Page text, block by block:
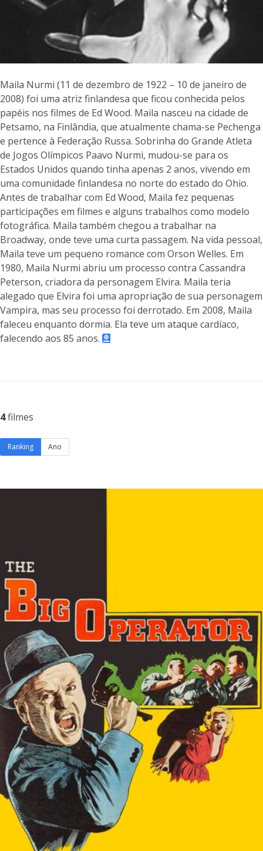
Maila Nurmi (11 de dezembro de 1922 – 10 de janeiro de
2008) foi uma atriz finlandesa que ficou conhecida pelos
papéis nos filmes de Ed Wood. Maila nasceu na cidade de
Petsamo, na Finlândia, que atualmente chama-se Pechenga
e pertence à Federação Russa. Sobrinha do Grande Atleta
de Jogos Olímpicos Paavo Nurmi, mudou-se para os
Estados Unidos quando tinha apenas 2 anos, vivendo em
uma comunidade finlandesa no norte do estado do Ohio.
Antes de trabalhar com Ed Wood, Maila fez pequenas
participações em filmes e alguns trabalhos como modelo
fotográfica. Maila também chegou a trabalhar na
Broadway, onde teve uma curta passagem. Na vida pessoal,
Maila teve um pequeno romance com Orson Welles. Em
1980, Maila Nurmi abriu um processo contra Cassandra
Peterson, criadora da personagem Elvira. Maila teria
alegado que Elvira foi uma apropriação de sua personagem
Vampira, mas seu processo foi derrotado. Em 2008, Maila
faleceu enquanto dormia. Ela teve um ataque cardíaco,
falecendo aos 85 anos.
4filmes
Ranking Ano